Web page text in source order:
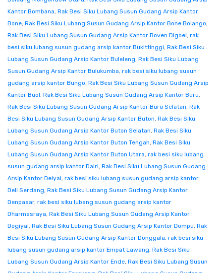
Kantor Bombana, Rak Besi Siku Lubang Susun Gudang Arsip Kantor
Bone, Rak Besi Siku Lubang Susun Gudang Arsip Kantor Bone Bolango,
Rak Besi Siku Lubang Susun Gudang Arsip Kantor Boven Digoel, rak
besi siku lubang susun gudang arsip kantor Bukittinggi, Rak Besi Siku
Lubang Susun Gudang Arsip Kantor Buleleng, Rak Besi Siku Lubang
Susun Gudang Arsip Kantor Bulukumba, rak besi siku lubang susun
gudang arsip kantor Bungo, Rak Besi Siku Lubang Susun Gudang Arsip
Kantor Buol, Rak Besi Siku Lubang Susun Gudang Arsip Kantor Buru,
Rak Besi Siku Lubang Susun Gudang Arsip Kantor Buru Selatan, Rak
Besi Siku Lubang Susun Gudang Arsip Kantor Buton, Rak Besi Siku
Lubang Susun Gudang Arsip Kantor Buton Selatan, Rak Besi Siku
Lubang Susun Gudang Arsip Kantor Buton Tengah, Rak Besi Siku
Lubang Susun Gudang Arsip Kantor Buton Utara, rak besi siku lubang
susun gudang arsip kantor Dairi, Rak Besi Siku Lubang Susun Gudang
Arsip Kantor Deiyai, rak besi siku lubang susun gudang arsip kantor
Deli Serdang, Rak Besi Siku Lubang Susun Gudang Arsip Kantor
Denpasar, rak besi siku lubang susun gudang arsip kantor
Dharmasraya, Rak Besi Siku Lubang Susun Gudang Arsip Kantor
Dogiyai, Rak Besi Siku Lubang Susun Gudang Arsip Kantor Dompu, Rak
Besi Siku Lubang Susun Gudang Arsip Kantor Donggala, rak besi siku
lubang susun gudang arsip kantor Empat Lawang, Rak Besi Siku
Lubang Susun Gudang Arsip Kantor Ende, Rak Besi Siku Lubang Susun